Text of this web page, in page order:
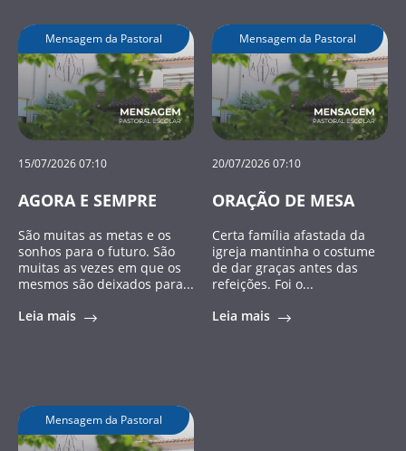
Mensagem da Pastoral
15/07/2026 07:10
AGORA E SEMPRE
São muitas as metas e os
sonhos para o futuro. São
muitas as vezes em que os
mesmos são deixados para...
Leia mais
Mensagem da Pastoral
20/07/2026 07:10
ORAÇÃO DE MESA
Certa família afastada da
igreja mantinha o costume
de dar graças antes das
refeições. Foi o...
Leia mais
Mensagem da Pastoral